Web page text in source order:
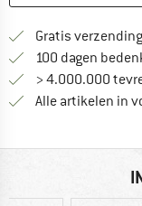
Gratis
100 dagen
> 4.000.000
Alle artikelen in